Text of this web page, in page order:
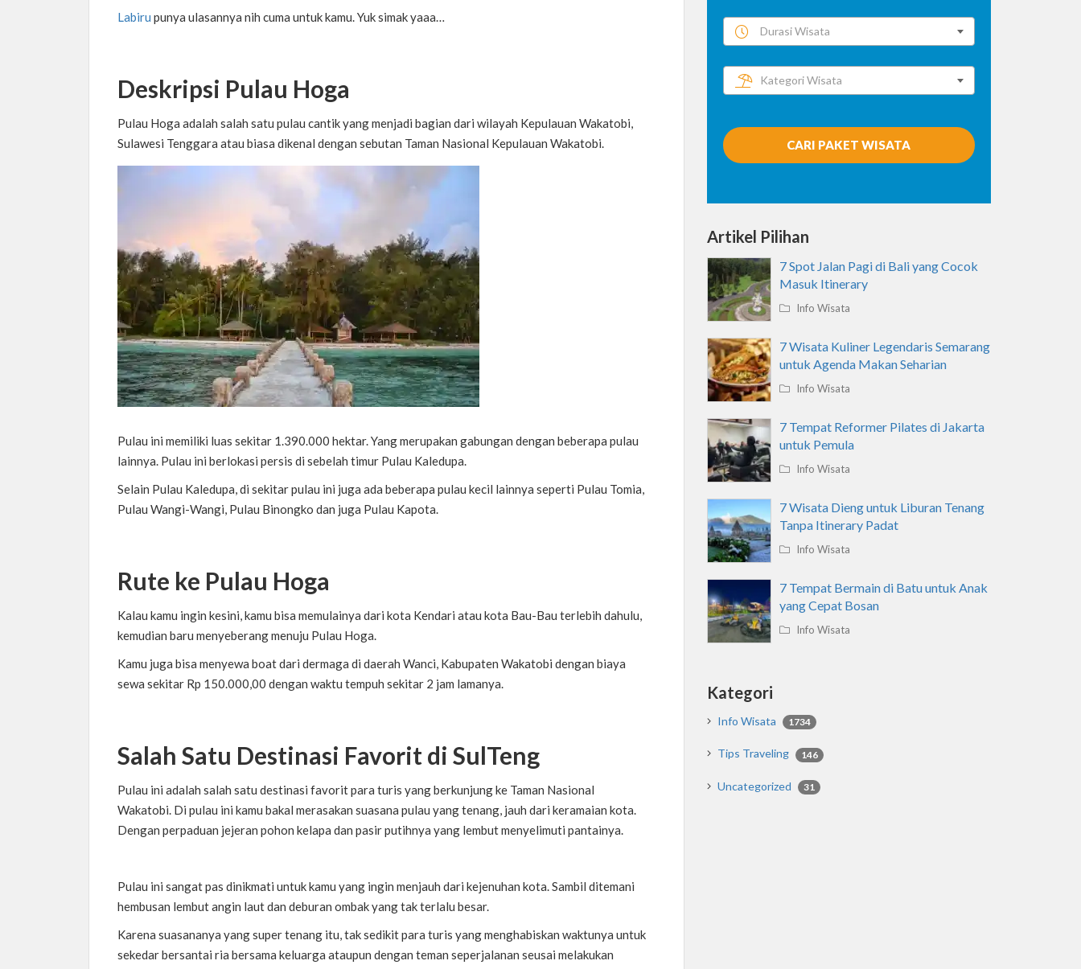
Labiru punya ulasannya nih cuma untuk kamu. Yuk simak yaaa…
Deskripsi Pulau Hoga
Pulau Hoga adalah salah satu pulau cantik yang menjadi bagian dari wilayah Kepulauan Wakatobi,
Sulawesi Tenggara atau biasa dikenal dengan sebutan Taman Nasional Kepulauan Wakatobi.
Pulau ini memiliki luas sekitar 1.390.000 hektar. Yang merupakan gabungan dengan beberapa pulau
lainnya. Pulau ini berlokasi persis di sebelah timur Pulau Kaledupa.
Selain Pulau Kaledupa, di sekitar pulau ini juga ada beberapa pulau kecil lainnya seperti Pulau Tomia,
Pulau Wangi-Wangi, Pulau Binongko dan juga Pulau Kapota.
Rute ke Pulau Hoga
Kalau kamu ingin kesini, kamu bisa memulainya dari kota Kendari atau kota Bau-Bau terlebih dahulu,
kemudian baru menyeberang menuju Pulau Hoga.
Kamu juga bisa menyewa boat dari dermaga di daerah Wanci, Kabupaten Wakatobi dengan biaya
sewa sekitar Rp 150.000,00 dengan waktu tempuh sekitar 2 jam lamanya.
Salah Satu Destinasi Favorit di SulTeng
Pulau ini adalah salah satu destinasi favorit para turis yang berkunjung ke Taman Nasional
Wakatobi. Di pulau ini kamu bakal merasakan suasana pulau yang tenang, jauh dari keramaian kota.
Dengan perpaduan jejeran pohon kelapa dan pasir putihnya yang lembut menyelimuti pantainya.
Pulau ini sangat pas dinikmati untuk kamu yang ingin menjauh dari kejenuhan kota. Sambil ditemani
hembusan lembut angin laut dan deburan ombak yang tak terlalu besar.
Karena suasananya yang super tenang itu, tak sedikit para turis yang menghabiskan waktunya untuk
sekedar bersantai ria bersama keluarga ataupun dengan teman seperjalanan seusai melakukan
Durasi Wisata
Kategori Wisata
CARI PAKET WISATA
Artikel Pilihan
7 Spot Jalan Pagi di Bali yang Cocok
Masuk Itinerary
Info Wisata
7 Wisata Kuliner Legendaris Semarang
untuk Agenda Makan Seharian
Info Wisata
7 Tempat Reformer Pilates di Jakarta
untuk Pemula
Info Wisata
7 Wisata Dieng untuk Liburan Tenang
Tanpa Itinerary Padat
Info Wisata
7 Tempat Bermain di Batu untuk Anak
yang Cepat Bosan
Info Wisata
Kategori
Info Wisata 1734
Tips Traveling 146
Uncategorized 31